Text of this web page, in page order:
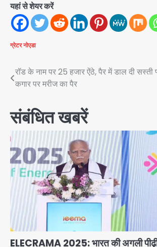
यहां से शेयर करें
ग्रेटर नोएडा
Post
navigation
रॉड के नाम पर 25 हजार ऐंठे, पैर में डाल दी
कगार पर मरीज का पैर
संबंधित खबरें
ELECRAMA 2025: भारत की अगली